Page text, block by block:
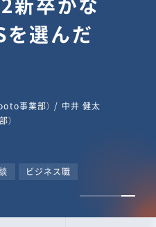
選んだ
事業部） / 中井 健太
）
ビジネス職